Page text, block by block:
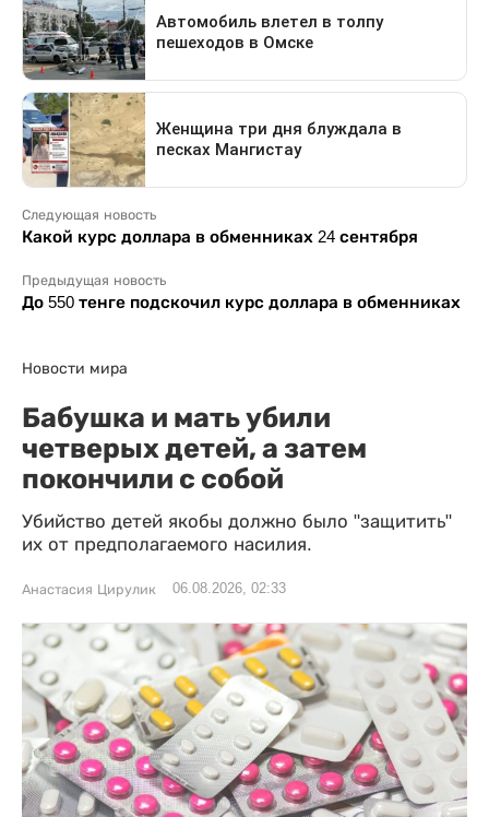
Следующая новость
Какой курс доллара в обменниках 24 сентября
Предыдущая новость
До 550 тенге подскочил курс доллара в обменниках
Новости мира
Бабушка и мать убили
четверых детей, а затем
покончили с собой
Убийство детей якобы должно было "защитить"
их от предполагаемого насилия.
Анастасия Цирулик 06.08.2026, 02:33